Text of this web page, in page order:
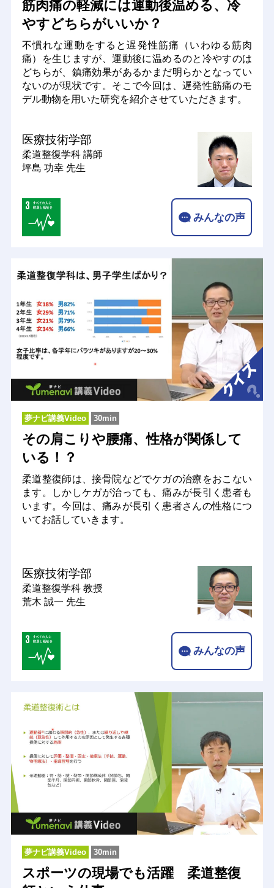
筋肉痛の軽減には運動後温める、冷
やすどちらがいいか？
不慣れな運動をすると遅発性筋痛（いわゆる筋肉
痛）を生じますが、運動後に温めるのと冷やすのは
どちらが、鎮痛効果があるかまだ明らかとなってい
ないのが現状です。そこで今回は、遅発性筋痛のモ
デル動物を用いた研究を紹介させていただきます。
医療技術学部
柔道整復学科 講師
坪島 功幸 先生
みんなの声
夢ナビ講義Video 30min
その肩こりや腰痛、性格が関係して
いる！？
柔道整復師は、接骨院などでケガの治療をおこない
ます。しかしケガが治っても、痛みが長引く患者も
います。今回は、痛みが長引く患者さんの性格につ
いてお話していきます。
医療技術学部
柔道整復学科 教授
荒木 誠一 先生
みんなの声
夢ナビ講義Video 30min
スポーツの現場でも活躍 柔道整復